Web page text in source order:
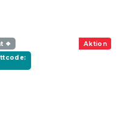
❖
Aktion